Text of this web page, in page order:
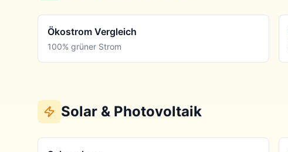
Ökostrom Vergleich
100% grüner Strom
Solar & Photovoltaik